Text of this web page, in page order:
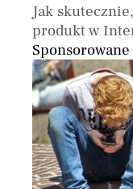
Jak
produkt w
Sponsorowane